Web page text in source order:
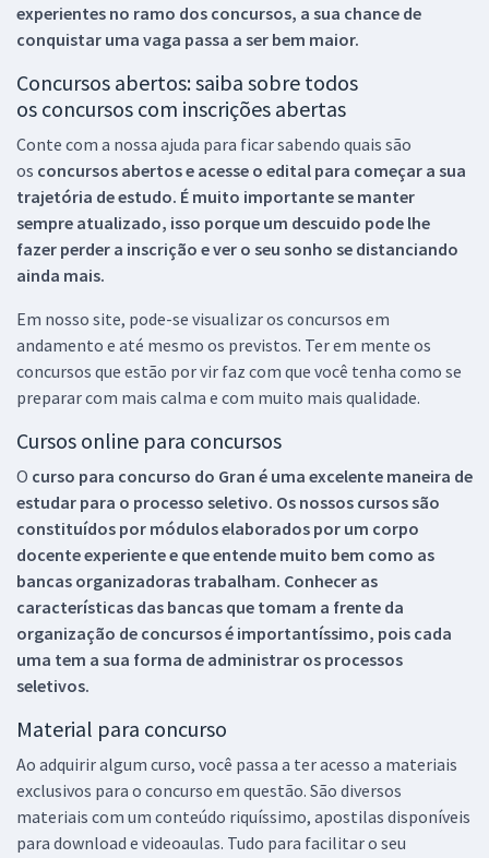
experientes no ramo dos concursos, a sua chance de
conquistar uma vaga passa a ser bem maior.
Concursos abertos: saiba sobre todos
os concursos com inscrições abertas
Conte com a nossa ajuda para ficar sabendo quais são
os concursos abertos e acesse o edital para começar a sua
trajetória de estudo. É muito importante se manter
sempre atualizado, isso porque um descuido pode lhe
fazer perder a inscrição e ver o seu sonho se distanciando
ainda mais.
Em nosso site, pode-se visualizar os concursos em
andamento e até mesmo os previstos. Ter em mente os
concursos que estão por vir faz com que você tenha como se
preparar com mais calma e com muito mais qualidade.
Cursos online para concursos
O curso para concurso do Gran é uma excelente maneira de
estudar para o processo seletivo. Os nossos cursos são
constituídos por módulos elaborados por um corpo
docente experiente e que entende muito bem como as
bancas organizadoras trabalham. Conhecer as
características das bancas que tomam a frente da
organização de concursos é importantíssimo, pois cada
uma tem a sua forma de administrar os processos
seletivos.
Material para concurso
Ao adquirir algum curso, você passa a ter acesso a materiais
exclusivos para o concurso em questão. São diversos
materiais com um conteúdo riquíssimo, apostilas disponíveis
para download e videoaulas. Tudo para facilitar o seu